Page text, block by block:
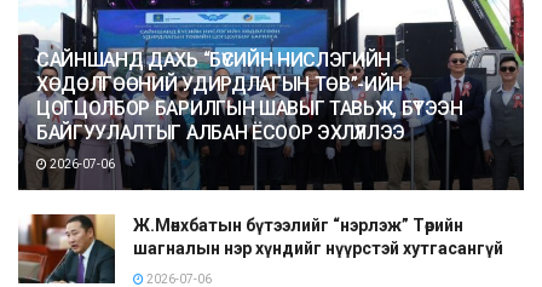
САЙНШАНД ДАХЬ “БҮСИЙН НИСЛЭГИЙН
ХӨДӨЛГӨӨНИЙ УДИРДЛАГЫН ТӨВ”-ИЙН
ЦОГЦОЛБОР БАРИЛГЫН ШАВЫГ ТАВЬЖ, БҮТЭЭН
БАЙГУУЛАЛТЫГ АЛБАН ЁСООР ЭХЛҮҮЛЛЭЭ
2026-07-06
Ж.Мөнхбатын бүтээлийг “нэрлэж” Төрийн
шагналын нэр хүндийг нүүрстэй хутгасангүй
2026-07-06